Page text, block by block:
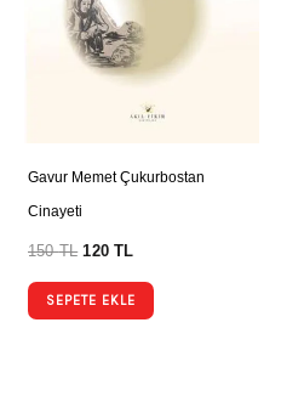
Gavur Memet Çukurbostan
Cinayeti
150TL 120TL
SEPETE EKLE